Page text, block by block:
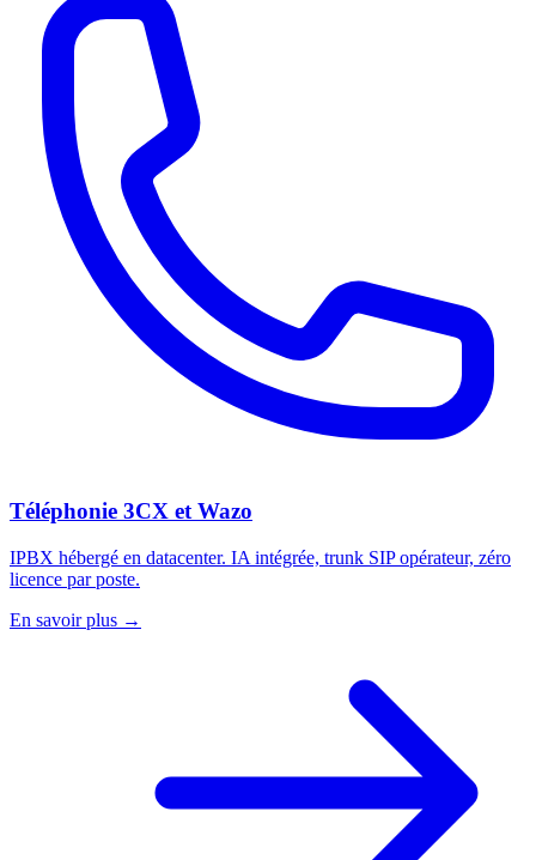
Téléphonie 3CX et Wazo
IPBX hébergé en datacenter. IA intégrée, trunk SIP opérateur, zéro
licence par poste.
En savoir plus →